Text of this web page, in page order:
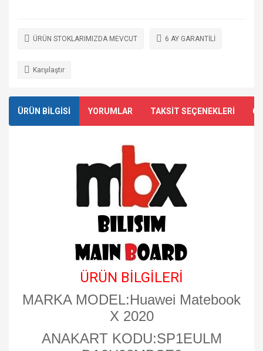
ÜRÜN STOKLARIMIZDA MEVCUT 6 AY GARANTİLİ
Karşılaştır
ÜRÜN BİLGİSİ YORUMLAR TAKSİT SEÇENEKLERİ
ÜRÜN BİLGİLERİ
MARKA MODEL:Huawei Matebook
X 2020
ANAKART KODU:SP1EULM